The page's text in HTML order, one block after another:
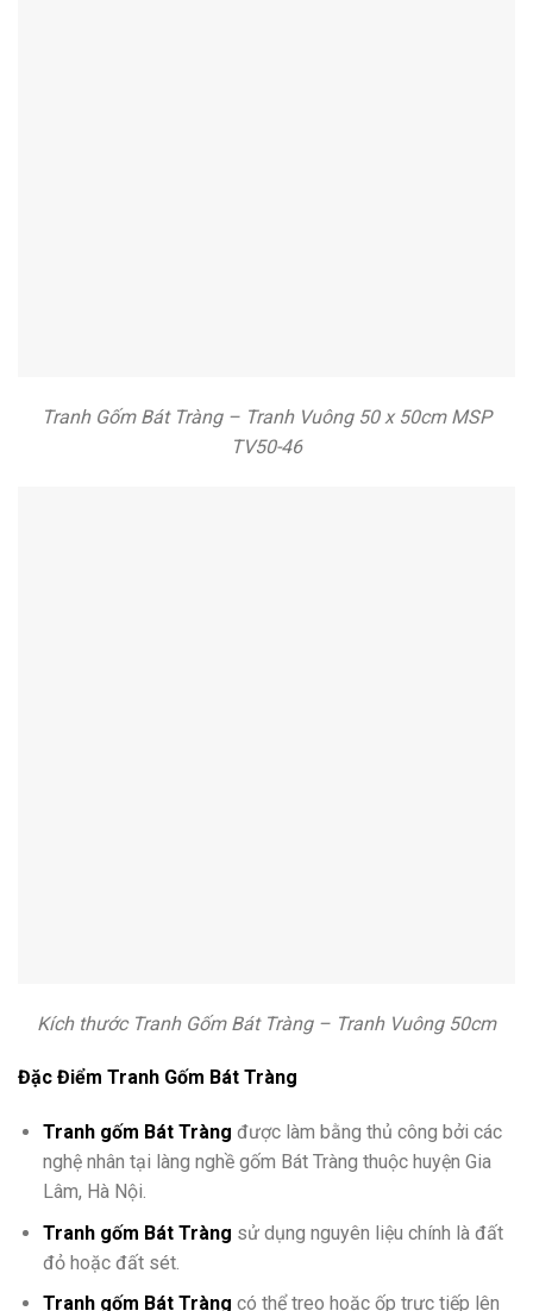
Tranh Gốm Bát Tràng – Tranh Vuông 50 x 50cm MSP
TV50-46
Kích thước Tranh Gốm Bát Tràng – Tranh Vuông 50cm
Đặc Điểm Tranh Gốm Bát Tràng
Tranh gốm Bát Tràng được làm bằng thủ công bởi các
nghệ nhân tại làng nghề gốm Bát Tràng thuộc huyện Gia
Lâm, Hà Nội.
Tranh gốm Bát Tràng sử dụng nguyên liệu chính là đất
đỏ hoặc đất sét.
Tranh gốm Bát Tràng có thể treo hoặc ốp trực tiếp lên